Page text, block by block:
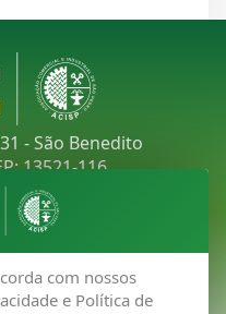
com nossos
e Política de
- São Benedito
13521-116
9030